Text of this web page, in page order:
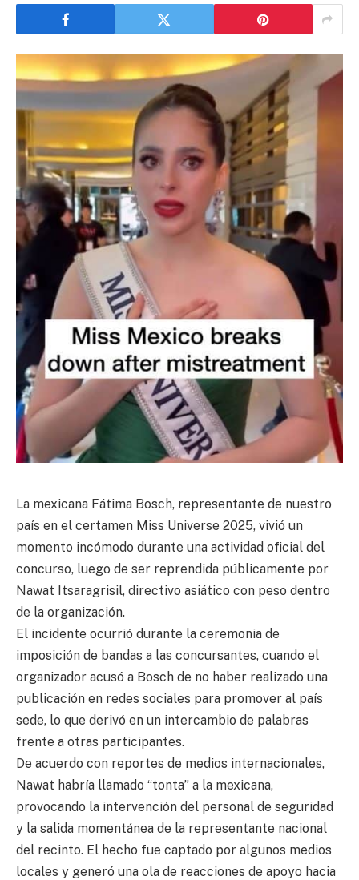
La mexicana Fátima Bosch, representante de nuestro
país en el certamen Miss Universe 2025, vivió un
momento incómodo durante una actividad oficial del
concurso, luego de ser reprendida públicamente por
Nawat Itsaragrisil, directivo asiático con peso dentro
de la organización.
El incidente ocurrió durante la ceremonia de
imposición de bandas a las concursantes, cuando el
organizador acusó a Bosch de no haber realizado una
publicación en redes sociales para promover al país
sede, lo que derivó en un intercambio de palabras
frente a otras participantes.
De acuerdo con reportes de medios internacionales,
Nawat habría llamado “tonta” a la mexicana,
provocando la intervención del personal de seguridad
y la salida momentánea de la representante nacional
del recinto. El hecho fue captado por algunos medios
locales y generó una ola de reacciones de apoyo hacia